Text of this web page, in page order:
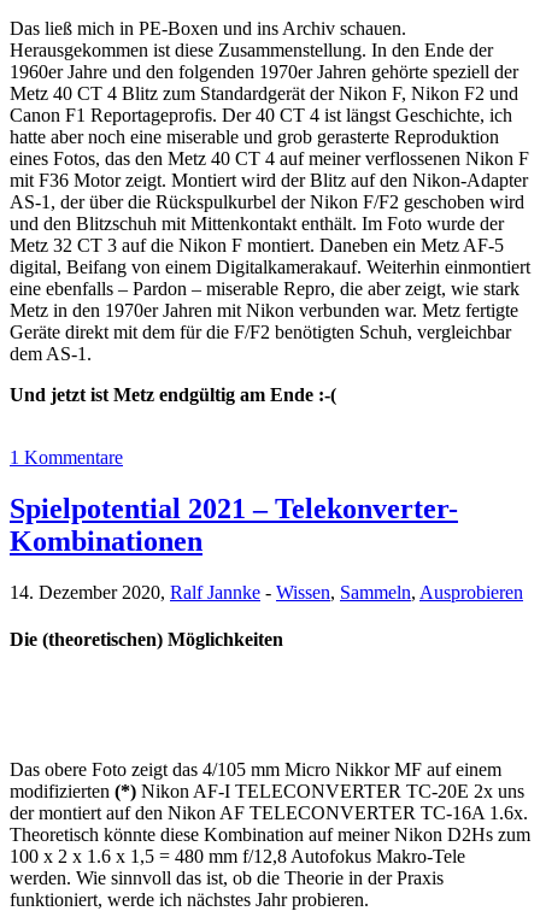
Das ließ mich in PE-Boxen und ins Archiv schauen.
Herausgekommen ist diese Zusammenstellung. In den Ende der
1960er Jahre und den folgenden 1970er Jahren gehörte speziell der
Metz 40 CT 4 Blitz zum Standardgerät der Nikon F, Nikon F2 und
Canon F1 Reportageprofis. Der 40 CT 4 ist längst Geschichte, ich
hatte aber noch eine miserable und grob gerasterte Reproduktion
eines Fotos, das den Metz 40 CT 4 auf meiner verflossenen Nikon F
mit F36 Motor zeigt. Montiert wird der Blitz auf den Nikon-Adapter
AS-1, der über die Rückspulkurbel der Nikon F/F2 geschoben wird
und den Blitzschuh mit Mittenkontakt enthält. Im Foto wurde der
Metz 32 CT 3 auf die Nikon F montiert. Daneben ein Metz AF-5
digital, Beifang von einem Digitalkamerakauf. Weiterhin einmontiert
eine ebenfalls – Pardon – miserable Repro, die aber zeigt, wie stark
Metz in den 1970er Jahren mit Nikon verbunden war. Metz fertigte
Geräte direkt mit dem für die F/F2 benötigten Schuh, vergleichbar
dem AS-1.
Und jetzt ist Metz endgültig am Ende :-(
1 Kommentare
Spielpotential 2021 – Telekonverter-
Kombinationen
14. Dezember 2020, Ralf Jannke - Wissen, Sammeln, Ausprobieren
Die (theoretischen) Möglichkeiten
Das obere Foto zeigt das 4/105 mm Micro Nikkor MF auf einem
modifizierten (*) Nikon AF-I TELECONVERTER TC-20E 2x uns
der montiert auf den Nikon AF TELECONVERTER TC-16A 1.6x.
Theoretisch könnte diese Kombination auf meiner Nikon D2Hs zum
100 x 2 x 1.6 x 1,5 = 480 mm f/12,8 Autofokus Makro-Tele
werden. Wie sinnvoll das ist, ob die Theorie in der Praxis
funktioniert, werde ich nächstes Jahr probieren.